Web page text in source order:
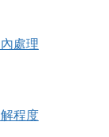
處理
程度